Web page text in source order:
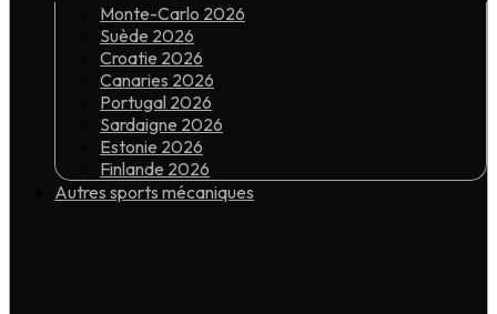
Monte-Carlo 2026
Suède 2026
Croatie 2026
Canaries 2026
Portugal 2026
Sardaigne 2026
Estonie 2026
Finlande 2026
Autres sports mécaniques